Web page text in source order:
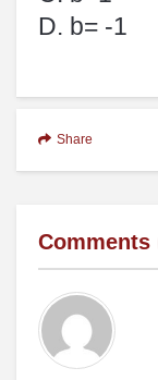
D. b= -1
Share
Comments